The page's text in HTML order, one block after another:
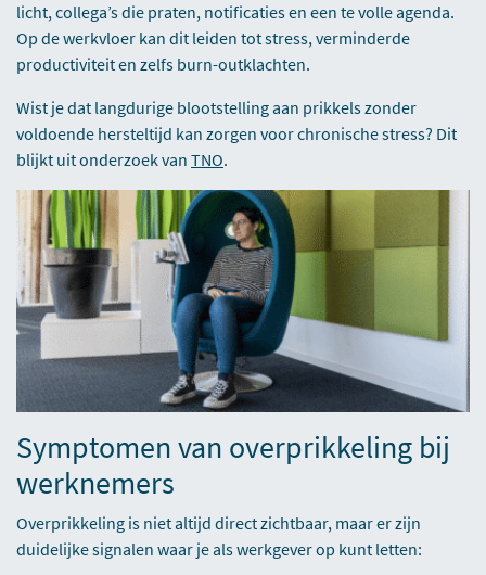
licht, collega’s die praten, notificaties en een te volle agenda.
Op de werkvloer kan dit leiden tot stress, verminderde
productiviteit en zelfs burn-outklachten.
Wist je dat langdurige blootstelling aan prikkels zonder
voldoende hersteltijd kan zorgen voor chronische stress? Dit
blijkt uit onderzoek van TNO.
Symptomen van overprikkeling bij
werknemers
Overprikkeling is niet altijd direct zichtbaar, maar er zijn
duidelijke signalen waar je als werkgever op kunt letten: